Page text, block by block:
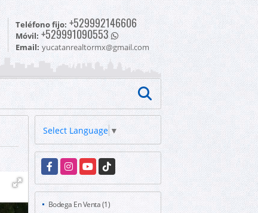
Teléfono fijo: +529992146606
Móvil: +529991090553
Email: yucatanrealtormx@gmail.com
Select Language ▼
FacebookInstagramYouTubeTikTok
Bodega En Venta (1)